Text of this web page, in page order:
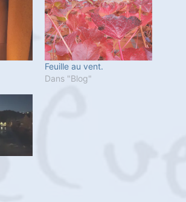
Feuille au vent.
Dans "Blog"